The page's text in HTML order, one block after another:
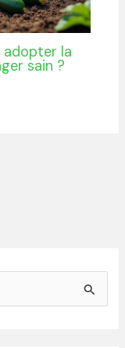
adopter la
sain ?